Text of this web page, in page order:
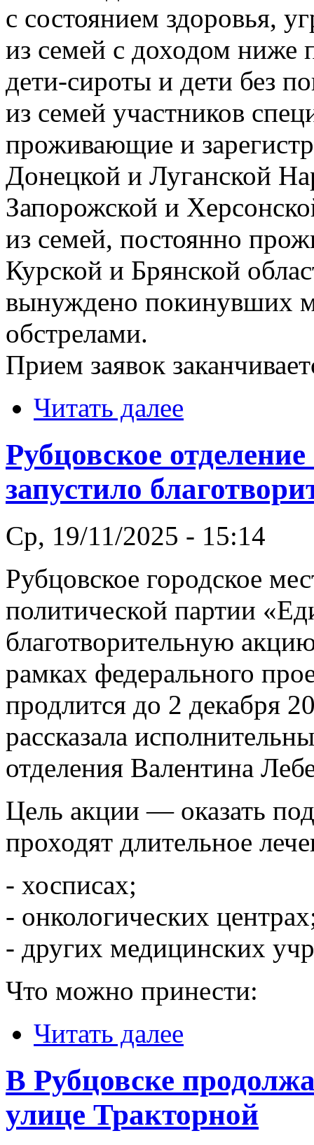
с состоянием здоровья,
из семей с доходом
дети-сироты и дети без
из семей участников
проживающие и
Донецкой и Луганской
Запорожской и
из семей, постоянно
Курской и Брянской
вынуждено покинувших
обстрелами.
Прием заявок
Читать далее
Рубцовское
запустило
Ср, 19/11/2025 - 15:14
Рубцовское городское
политической партии
благотворительную
рамках федерального
продлится до 2 декабря
рассказала
отделения Валентина
Цель акции — оказать
проходят длительное
- хосписах;
- онкологических
- других медицинских
Что можно принести:
Читать далее
В Рубцовске
улице Тракторной